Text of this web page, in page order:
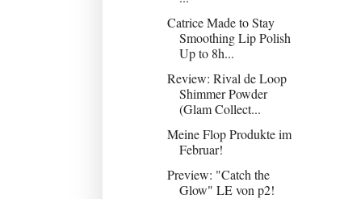
Catrice Made to Stay
Smoothing Lip Polish
Up to 8h...
Review: Rival de Loop
Shimmer Powder
(Glam Collect...
Meine Flop Produkte im
Februar!
Preview: "Catch the
Glow" LE von p2!